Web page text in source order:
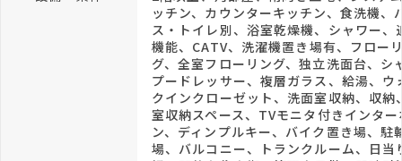
ッチン、カウンターキッチン、食洗機、
ス・トイレ別、浴室乾燥機、シャワー、
機能、CATV、洗濯機置き場有、フロー
グ、全室フローリング、独立洗面台、シ
プードレッサー、複層ガラス、給湯、ウ
クインクローゼット、洗面室収納、収納
室収納スペース、TVモニタ付きインター
ン、ディンプルキー、バイク置き場、駐
場、バルコニー、トランクルーム、日当